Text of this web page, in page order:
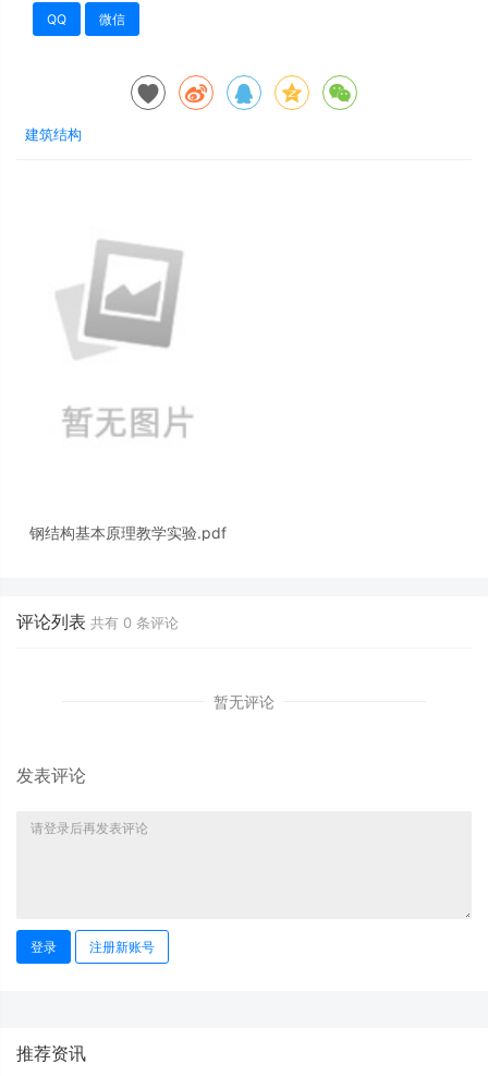
QQ 微信
建筑结构
钢结构基本原理教学实验.pdf
评论列表 共有 0 条评论
暂无评论
发表评论
登录 注册新账号
推荐资讯